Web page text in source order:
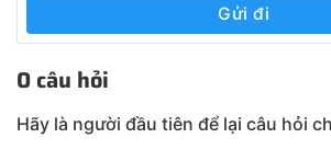
Gửi đi
0 câu hỏi
Hãy là người đầu tiên để lại câu hỏi